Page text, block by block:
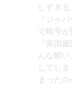
しすぎ
『ジャ
で暗号
『英国
んな酷
してし
まった